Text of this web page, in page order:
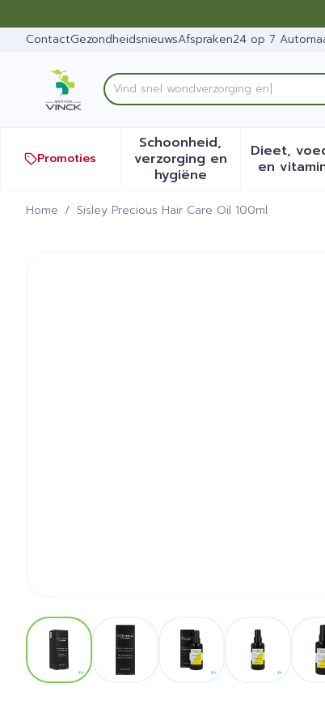
ContactGezondheidsnieuwsAfspraken24 op 7
Product, merk, categorie...
Vi
Promoties
Schoonheid,
verzorging en
hygiëneToon submenu voor
Dieet,
en
Home / Sisley Precious Hair Care Oil 100ml
View larger imageView larger imageView larger image
View larger
Sisley Precious Hair